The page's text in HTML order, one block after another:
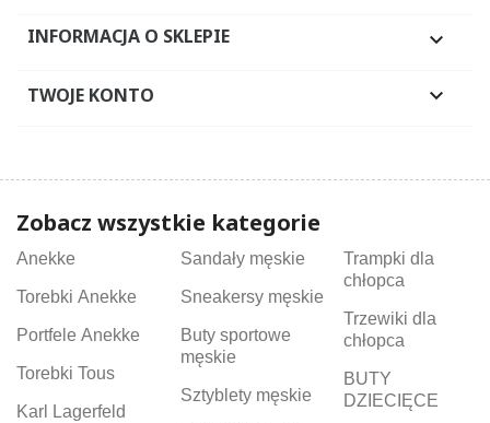
INFORMACJA O SKLEPIE 
TWOJE KONTO 
Zobacz wszystkie kategorie
Anekke
Torebki Anekke
Portfele Anekke
Torebki Tous
Karl Lagerfeld
Sandały męskie
Sneakersy męskie
Buty sportowe
męskie
Sztyblety męskie
Trampki dla
chłopca
Trzewiki dla
chłopca
BUTY
DZIECIĘCE